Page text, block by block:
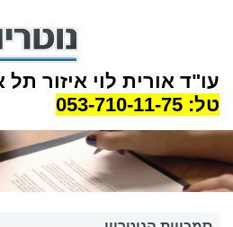
עו"ד אורית לוי איזור
טל: 053-710-11-75